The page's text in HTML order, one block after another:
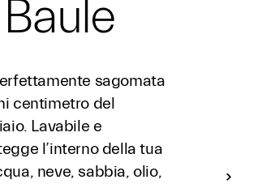
sagomata
centimetro del
Lavabile e
l’interno della tua
neve, sabbia, olio,